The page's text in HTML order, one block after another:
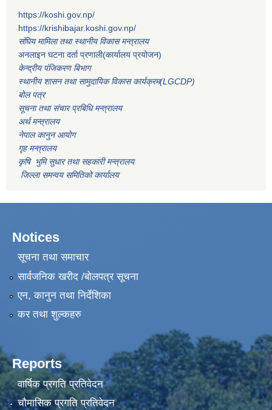
https://koshi.gov.np/
https://krishibajar.koshi.gov.np/
संघिय मामिला तथा स्थानीय विकास मन्त्रालय
अनलाइन घटना दर्ता प्रणाली(कार्यालय प्रयोजन)
केन्द्रीय पंजिकरण बिभाग
स्थानीय शासन तथा सामुदायिक विकास कार्यक्रम(LGCDP)
बोल पत्र
सूचना तथा संचार प्रबिधि मन्त्रालय
अर्थ मन्त्रालय
नेपाल कानुन आयोग
गृह मन्त्रालय
कृषि भुमि सुधार तथा सहकारी मन्त्रालय
जिल्ला समन्वय समितिको कार्यालय
Notices
सूचना तथा समाचार
सार्वजनिक खरीद /बोलपत्र सूचना
एन, कानुन तथा निर्देशिका
कर तथा शुल्कहरु
Reports
वार्षिक प्रगति प्रतिवेदन
चौमासिक प्रगति प्रतिवेदन